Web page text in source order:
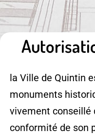
la Ville de Quintin
monuments
vivement conseillé
conformité de son